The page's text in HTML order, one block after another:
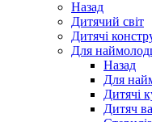
Назад
Дитячий світ
Дитячі
Для
Назад
Для
Дитячі
Дитяч